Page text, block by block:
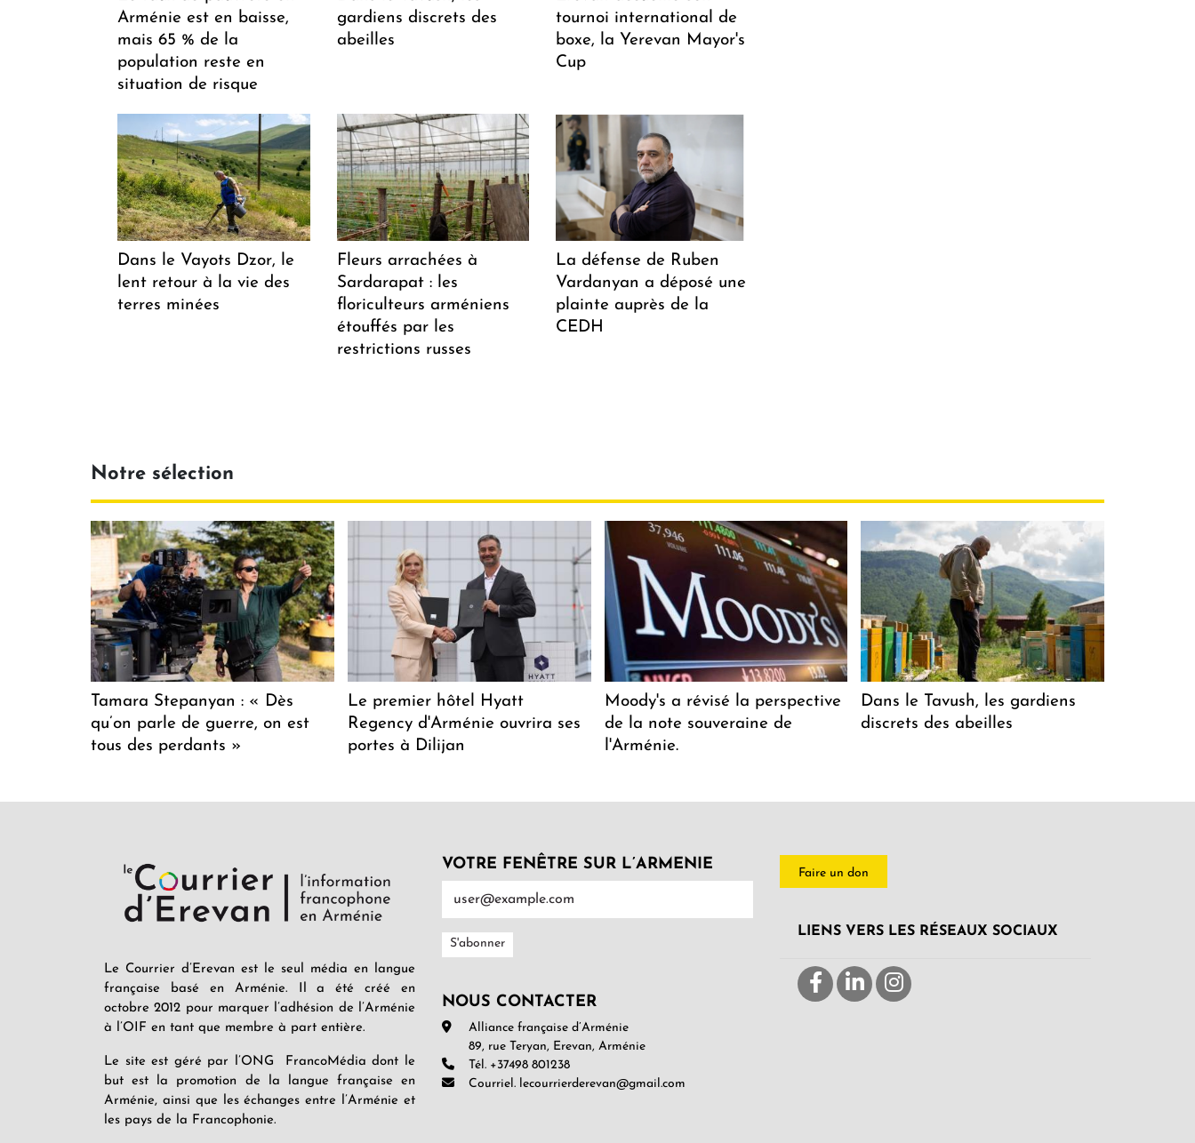
Arménie est en baisse,
mais 65 % de la
population reste en
situation de risque
gardiens discrets des
abeilles
tournoi international de
boxe, la Yerevan Mayor's
Cup
Dans le Vayots Dzor, le
lent retour à la vie des
terres minées
Fleurs arrachées à
Sardarapat : les
floriculteurs arméniens
étouffés par les
restrictions russes
La défense de Ruben
Vardanyan a déposé une
plainte auprès de la
CEDH
Notre sélection
Tamara Stepanyan : « Dès
qu’on parle de guerre, on est
tous des perdants »
Le premier hôtel Hyatt
Regency d'Arménie ouvrira ses
portes à Dilijan
Moody's a révisé la perspective
de la note souveraine de
l'Arménie.
Dans le Tavush, les gardiens
discrets des abeilles
Le Courrier d’Erevan est le seul média en langue
française basé en Arménie. Il a été créé en
octobre 2012 pour marquer l’adhésion de l’Arménie
à l’OIF en tant que membre à part entière.
Le site est géré par l’ONG FrancoMédia dont le
but est la promotion de la langue française en
Arménie, ainsi que les échanges entre l’Arménie et
les pays de la Francophonie.
VOTRE FENÊTRE SUR L’ARMENIE
NOUS CONTACTER
Alliance française d’Arménie
89, rue Teryan, Erevan, Arménie
Tél. +37498 801238
Courriel. lecourrierderevan@gmail.com
Faire un don
LIENS VERS LES RÉSEAUX SOCIAUX